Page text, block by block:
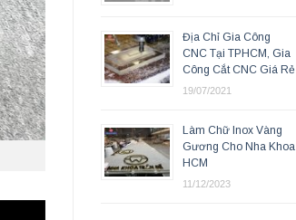
Địa Chỉ Gia Công
CNC Tại TPHCM, Gia
Công Cắt CNC Giá Rẻ
19/07/2021
Làm Chữ Inox Vàng
Gương Cho Nha Khoa
HCM
11/12/2023